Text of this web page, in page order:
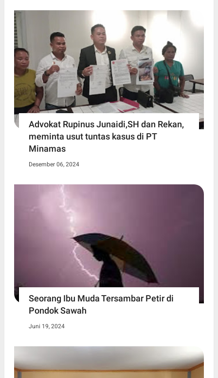
Advokat Rupinus Junaidi,SH dan Rekan,
meminta usut tuntas kasus di PT
Minamas
Desember 06, 2024
Seorang Ibu Muda Tersambar Petir di
Pondok Sawah
Juni 19, 2024